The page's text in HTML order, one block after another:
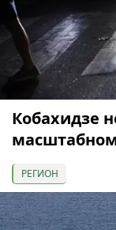
Кобахидзе
масштабном
РЕГИОН